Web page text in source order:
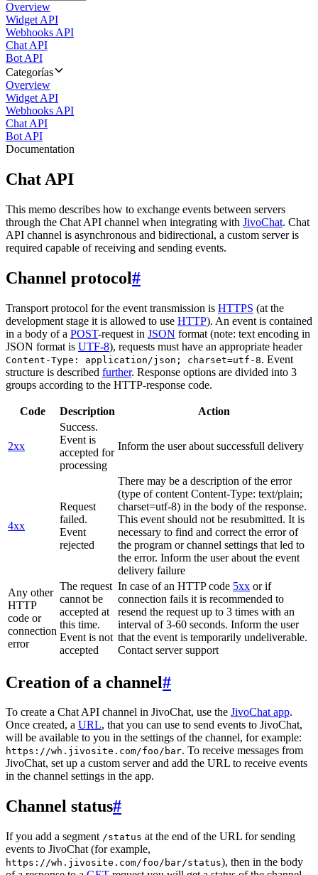
Overview
Widget API
Webhooks API
Chat API
Bot API
Categorías
Overview
Widget API
Webhooks API
Chat API
Bot API
Documentation
Chat API
This memo describes how to exchange events between servers
through the Chat API channel when integrating with JivoChat. Chat
API channel is asynchronous and bidirectional, a custom server is
required capable of receiving and sending events.
Channel protocol#
Transport protocol for the event transmission is HTTPS (at the
development stage it is allowed to use HTTP). An event is contained
in a body of a POST-request in JSON format (note: text encoding in
JSON format is UTF-8), requests must have an appropriate header
Content-Type: application/json; charset=utf-8. Event
structure is described further. Response options are divided into 3
groups according to the HTTP-response code.
Code Description Action
2xx
Success.
Event is
accepted for
processing
Inform the user about successfull delivery
4xx
Request
failed.
Event
rejected
There may be a description of the error
(type of content Content-Type: text/plain;
charset=utf-8) in the body of the response.
This event should not be resubmitted. It is
necessary to find and correct the error of
the program or channel settings that led to
the error. Inform the user about the event
delivery failure
Any other
HTTP
code or
connection
error
The request
cannot be
accepted at
this time.
Event is not
accepted
In case of an HTTP code 5xx or if
connection fails it is recommended to
resend the request up to 3 times with an
interval of 3-60 seconds. Inform the user
that the event is temporarily undeliverable.
Contact server support
Creation of a channel#
To create a Chat API channel in JivoChat, use the JivoChat app.
Once created, a URL, that you can use to send events to JivoChat,
will be available to you in the settings of the channel, for example:
https://wh.jivosite.com/foo/bar. To receive messages from
JivoChat, set up a custom server and add the URL to receive events
in the channel settings in the app.
Channel status#
If you add a segment /status at the end of the URL for sending
events to JivoChat (for example,
https://wh.jivosite.com/foo/bar/status), then in the body